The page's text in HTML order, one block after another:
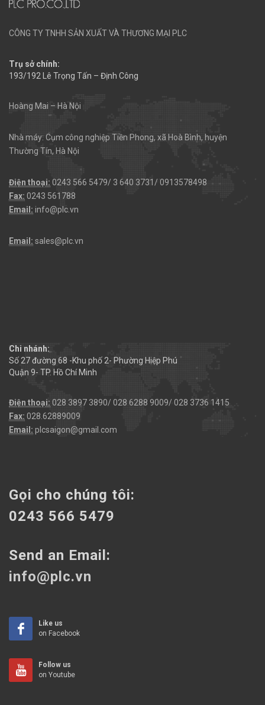
CÔNG TY TNHH SẢN XUẤT VÀ THƯƠNG MẠI PLC
Trụ sở chính:
193/192 Lê Trọng Tấn – Định Công
Hoàng Mai – Hà Nội
Nhà máy: Cụm công nghiệp Tiền Phong, xã Hoà Bình, huyện
Thường Tín, Hà Nội
Điện thoại: 0243 566 5479/ 3 640 3731/ 0913578498
Fax: 0243 561788
Email: info@plc.vn
Email: sales@plc.vn
Chi nhánh:
Số 27 đường 68 -Khu phố 2- Phường Hiệp Phú
Quận 9- TP. Hồ Chí Minh
Điện thoại: 028 3897 3890/ 028 6288 9009/ 028 3736 1415
Fax: 028.62889009
Email: plcsaigon@gmail.com
Gọi cho chúng tôi:
0243 566 5479
Send an Email:
info@plc.vn
Like us
on Facebook
Follow us
on Youtube